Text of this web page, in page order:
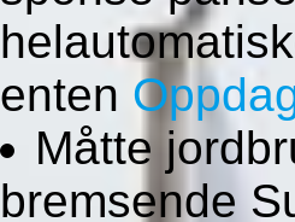
enten
Måtte
bremsende